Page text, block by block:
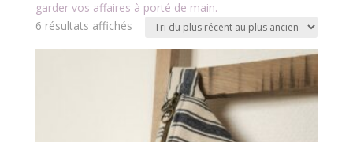
garder vos affaires à porté de main.
6 résultats affichésTrié
récent
ancien